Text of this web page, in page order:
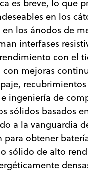
es breve, lo que
en los
los ánodos de
interfases
con el
con mejoras
recubrimientos
ingeniería de
sólidos basados
a la vanguardia
para obtener
sólido de alto